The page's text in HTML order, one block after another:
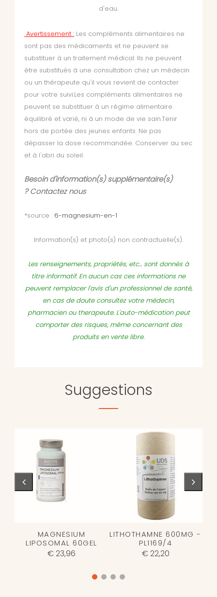
d'eau.
Avertissement : Les compléments alimentaires ne
sont pas des médicaments et ne peuvent se
substituer à un traitement médical. Ils ne peuvent
être substitués à une consultation chez un médecin
ou un thérapeute qu'il vous revient de contacter
pour votre suivi.Les compléments alimentaires ne
peuvent se substituer à un régime alimentaire
équilibré et varié, ni à un mode de vie sain.Tenir
hors de portée des jeunes enfants. Ne pas
dépasser la dose recommandée. Conserver au sec
et à l'abri du soleil.
Besoin d'information(s) supplémentaire(s)
?Contactez nous
*source : 6-magnesium-en-1
Information(s) et photo(s) non contractuelle(s).
Les renseignements, propriétés, etc... sont donnés à
titre informatif. En aucun cas ces informations ne
peuvent remplacer l'avis d'un professionnel de santé,
en cas de doute consultez votre médecin,
pharmacien ou therapeute. L'auto-médication peut
comporter des risques, même concernant des
produits en vente libre.
Suggestions
MAGNESIUM
LIPOSOMAL 60GEL
€ 23,96
LITHOTHAMNE 600MG -
PL1169/4
€ 22,20